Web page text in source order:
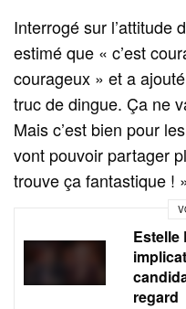
Interrogé sur l’attitude
estimé que « c’est
courageux » et a
truc de dingue. Ça ne
Mais c’est bien pour
vont pouvoir partager
trouve ça fantastique ! »
Estelle
regard